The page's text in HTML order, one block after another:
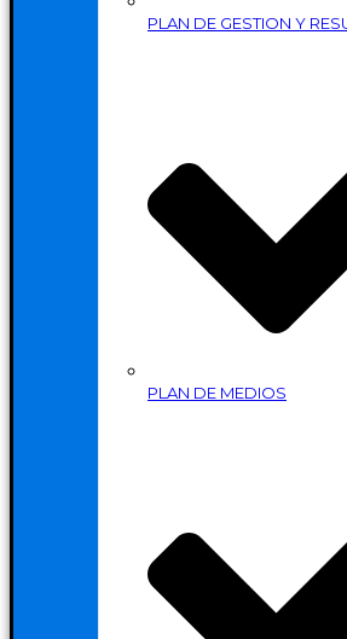
PLAN DE GESTION Y
PLAN DE MEDIOS